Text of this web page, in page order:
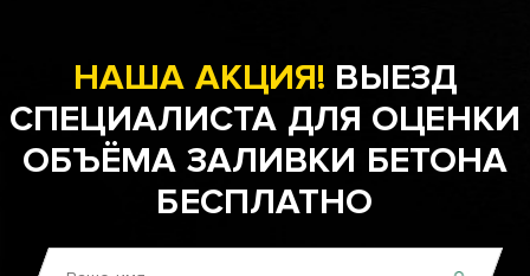
НАША АКЦИЯ! ВЫЕЗД
СПЕЦИАЛИСТА ДЛЯ ОЦЕНКИ
ОБЪЁМА ЗАЛИВКИ БЕТОНА
БЕСПЛАТНО